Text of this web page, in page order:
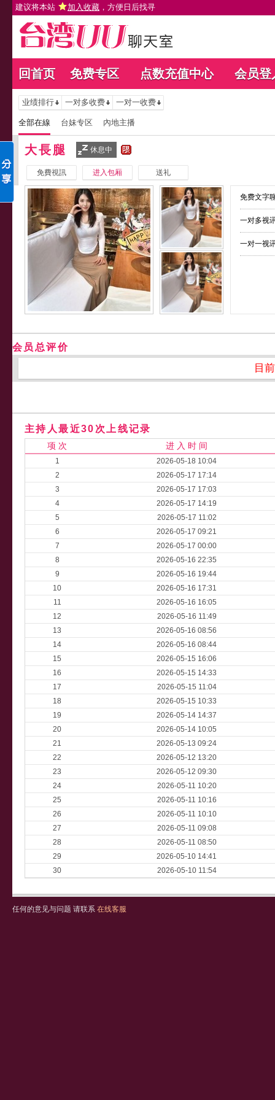
建议将本站 加入收藏 ，方便日后找寻
回首页 免费专区 点数充值中心 会员登
业绩排行 一对多收费 一对一收费
全部在線 台妹专区 內地主播
大長腿 休息中
免費視訊 进入包厢 送礼
免费文字
一对多视
一对一视
会员总评价
目
主持人最近30次上线记录
项 次 进 入 时 间
1
2026-05-18 10:04
2
2026-05-17 17:14
3
2026-05-17 17:03
4
2026-05-17 14:19
5
2026-05-17 11:02
6
2026-05-17 09:21
7
2026-05-17 00:00
8
2026-05-16 22:35
9
2026-05-16 19:44
10
2026-05-16 17:31
11
2026-05-16 16:05
12
2026-05-16 11:49
13
2026-05-16 08:56
14
2026-05-16 08:44
15
2026-05-15 16:06
16
2026-05-15 14:33
17
2026-05-15 11:04
18
2026-05-15 10:33
19
2026-05-14 14:37
20
2026-05-14 10:05
21
2026-05-13 09:24
22
2026-05-12 13:20
23
2026-05-12 09:30
24
2026-05-11 10:20
25
2026-05-11 10:16
26
2026-05-11 10:10
27
2026-05-11 09:08
28
2026-05-11 08:50
29
2026-05-10 14:41
30
2026-05-10 11:54
任何的意见与问题 请联系 在线客服